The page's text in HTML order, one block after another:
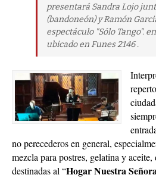
presentará Sandra Lojo
(bandoneón) y Ramón
espectáculo "Sólo Tango".
ubicado en Funes 2146 .
no perecederos en general,
mezcla para postres, gelatina y aceite,
destinadas al “Hogar Nuestra